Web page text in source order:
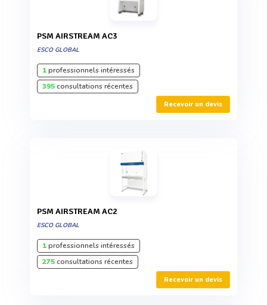
PSM AIRSTREAM AC3
ESCO GLOBAL
1professionnels intéressés
395consultations récentes
Recevoir un devis
PSM AIRSTREAM AC2
ESCO GLOBAL
1professionnels intéressés
275consultations récentes
Recevoir un devis